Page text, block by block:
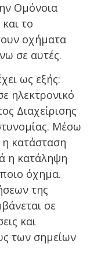
Ομόνοια
το
οχήματα
σε αυτές.
ως εξής:
ηλεκτρονικό
Διαχείρισης
Μέσω
η κατάσταση
η κατάληψη
όχημα.
της
σε
και
των σημείων